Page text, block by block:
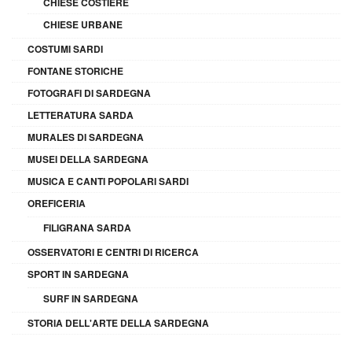
CHIESE URBANE
COSTUMI SARDI
FONTANE STORICHE
FOTOGRAFI DI SARDEGNA
LETTERATURA SARDA
MURALES DI SARDEGNA
MUSEI DELLA SARDEGNA
MUSICA E CANTI POPOLARI SARDI
OREFICERIA
FILIGRANA SARDA
OSSERVATORI E CENTRI DI RICERCA
SPORT IN SARDEGNA
SURF IN SARDEGNA
STORIA DELL'ARTE DELLA SARDEGNA